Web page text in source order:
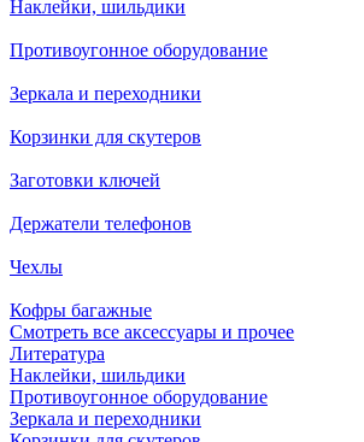
Наклейки, шильдики
Противоугонное оборудование
Зеркала и переходники
Корзинки для скутеров
Заготовки ключей
Держатели телефонов
Чехлы
Кофры багажные
Смотреть все аксессуары и прочее
Литература
Наклейки, шильдики
Противоугонное оборудование
Зеркала и переходники